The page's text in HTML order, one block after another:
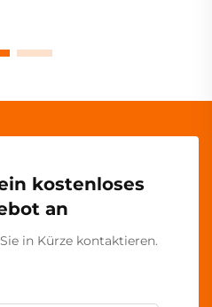
kostenloses
an
in Kürze kontaktieren.